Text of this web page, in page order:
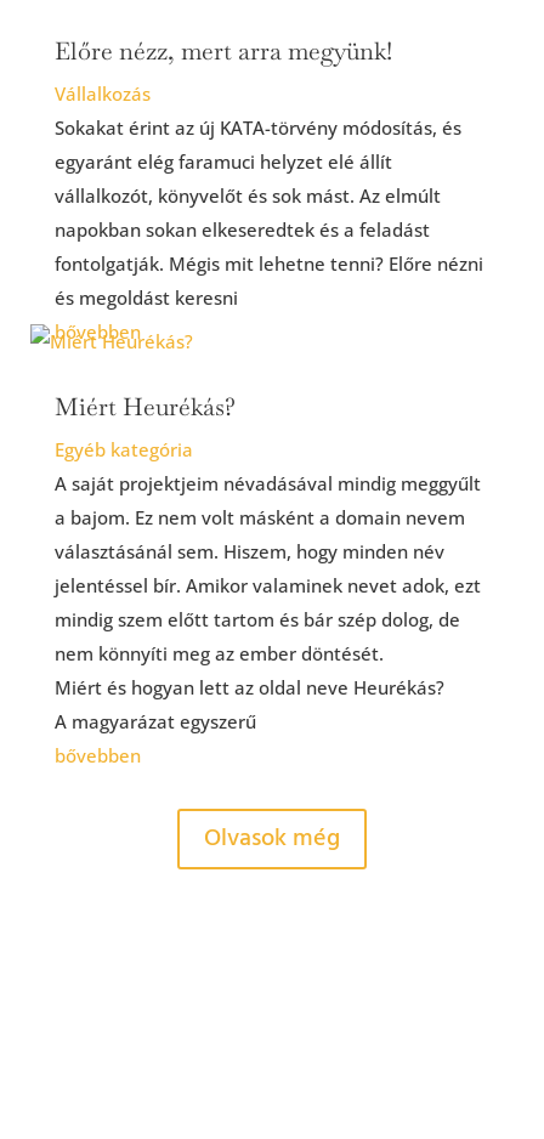
Előre nézz, mert arra megyünk!
Vállalkozás
Sokakat érint az új KATA-törvény módosítás, és
egyaránt elég faramuci helyzet elé állít
vállalkozót, könyvelőt és sok mást. Az elmúlt
napokban sokan elkeseredtek és a feladást
fontolgatják. Mégis mit lehetne tenni? Előre nézni
és megoldást keresni
bővebben
Miért Heurékás?
Egyéb kategória
A saját projektjeim névadásával mindig meggyűlt
a bajom. Ez nem volt másként a domain nevem
választásánál sem. Hiszem, hogy minden név
jelentéssel bír. Amikor valaminek nevet adok, ezt
mindig szem előtt tartom és bár szép dolog, de
nem könnyíti meg az ember döntését.
Miért és hogyan lett az oldal neve Heurékás?
A magyarázat egyszerű
bővebben
Olvasok még